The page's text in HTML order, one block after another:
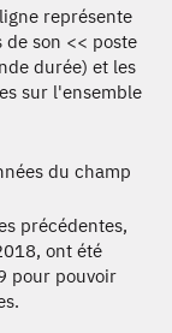
représente
son << poste
durée) et les
sur l'ensemble
du champ
précédentes,
ont été
pour pouvoir